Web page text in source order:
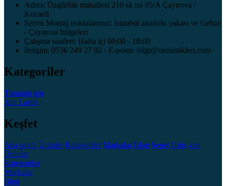
Adres: Özgürlük mahallesi 210 sk no 95/A Çayırova /
Kocaeli
Servis Montaj noktalarımız: İstanbul anadolu yakası ve Gebze
- Çayırova bölgeleri
Çalışma saatleri: Hafta içi 09:00 - 18:00
İletişim: 0536 249 27 02 - E-posta: bilgi@otolastikleri.com
Kategoriler
Tümünü gör
Jant Lastik
Keşfet
Ana sayfa Ürünler Kategoriler Markalar Blog Sepet Giriş yap
Ürünler
Kategoriler
Markalar
Blog